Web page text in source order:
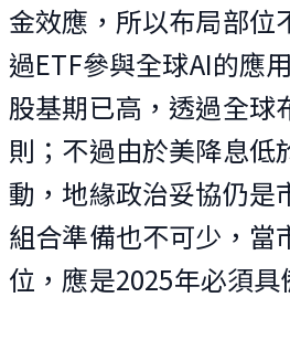
金效應，所以布局部位
過ETF參與全球AI的應
股基期已高，透過全球
則；不過由於美降息低
動，地緣政治妥協仍是
組合準備也不可少，當
位，應是2025年必須具